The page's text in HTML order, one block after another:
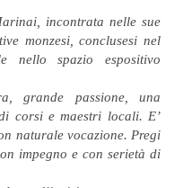
incontrata nelle sue
monzesi, conclusesi nel
nello spazio espositivo
grande passione, una
corsi e maestri locali. E’
naturale vocazione. Pregi
impegno e con serietà di